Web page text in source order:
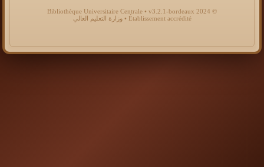
© 2024 Bibliothèque Universitaire Centrale • v3.2.1-bordeaux
Établissement accrédité • وزارة التعليم العالي